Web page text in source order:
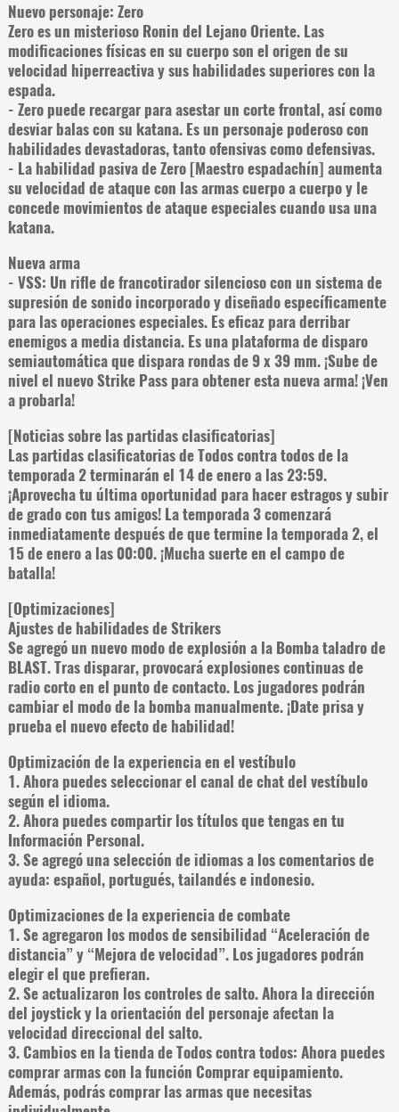
Nuevo personaje: Zero
Zero es un misterioso Ronin del Lejano Oriente. Las
modificaciones físicas en su cuerpo son el origen de su
velocidad hiperreactiva y sus habilidades superiores con la
espada.
- Zero puede recargar para asestar un corte frontal, así como
desviar balas con su katana. Es un personaje poderoso con
habilidades devastadoras, tanto ofensivas como defensivas.
- La habilidad pasiva de Zero [Maestro espadachín] aumenta
su velocidad de ataque con las armas cuerpo a cuerpo y le
concede movimientos de ataque especiales cuando usa una
katana.
Nueva arma
- VSS: Un rifle de francotirador silencioso con un sistema de
supresión de sonido incorporado y diseñado específicamente
para las operaciones especiales. Es eficaz para derribar
enemigos a media distancia. Es una plataforma de disparo
semiautomática que dispara rondas de 9 x 39 mm. ¡Sube de
nivel el nuevo Strike Pass para obtener esta nueva arma! ¡Ven
a probarla!
[Noticias sobre las partidas clasificatorias]
Las partidas clasificatorias de Todos contra todos de la
temporada 2 terminarán el 14 de enero a las 23:59.
¡Aprovecha tu última oportunidad para hacer estragos y subir
de grado con tus amigos! La temporada 3 comenzará
inmediatamente después de que termine la temporada 2, el
15 de enero a las 00:00. ¡Mucha suerte en el campo de
batalla!
[Optimizaciones]
Ajustes de habilidades de Strikers
Se agregó un nuevo modo de explosión a la Bomba taladro de
BLAST. Tras disparar, provocará explosiones continuas de
radio corto en el punto de contacto. Los jugadores podrán
cambiar el modo de la bomba manualmente. ¡Date prisa y
prueba el nuevo efecto de habilidad!
Optimización de la experiencia en el vestíbulo
1. Ahora puedes seleccionar el canal de chat del vestíbulo
según el idioma.
2. Ahora puedes compartir los títulos que tengas en tu
Información Personal.
3. Se agregó una selección de idiomas a los comentarios de
ayuda: español, portugués, tailandés e indonesio.
Optimizaciones de la experiencia de combate
1. Se agregaron los modos de sensibilidad “Aceleración de
distancia” y “Mejora de velocidad”. Los jugadores podrán
elegir el que prefieran.
2. Se actualizaron los controles de salto. Ahora la dirección
del joystick y la orientación del personaje afectan la
velocidad direccional del salto.
3. Cambios en la tienda de Todos contra todos: Ahora puedes
comprar armas con la función Comprar equipamiento.
Además, podrás comprar las armas que necesitas